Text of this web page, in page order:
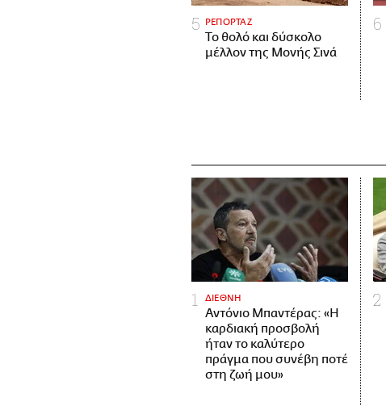
ΡΕΠΟΡΤΑΖ
Το θολό και δύσκολο
μέλλον της Μονής Σινά
ΔΙΕΘΝΗ
Αντόνιο Μπαντέρας: «Η
καρδιακή προσβολή
ήταν το καλύτερο
πράγμα που συνέβη ποτέ
στη ζωή μου»